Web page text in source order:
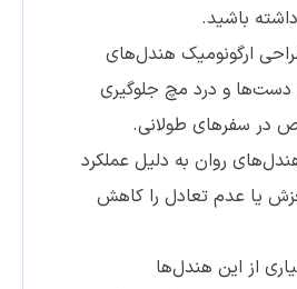
باشید.
ارگونومیک هندل‌های
دست‌ها و درد مچ جلوگیری
در سفرهای طولانی.
روان به دلیل عملکرد
یا عدم تعادل را کاهش
از این هندل‌ها